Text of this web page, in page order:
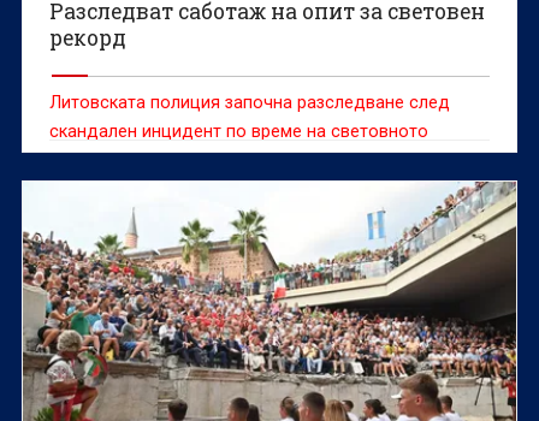
Разследват саботаж на опит за световен
рекорд
Литовската полиция започна разследване след
скандален инцидент по време на световното
първенство по класически силов трибой, при който
състезателка Сонита Мулух да атакува световен
рекорд.